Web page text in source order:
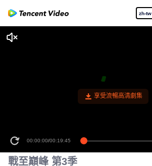
zh-tw
享受流暢高清劇集
00:00:00/00:19:45
戰至巔峰 第3季